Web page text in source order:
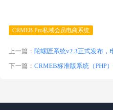
CRMEB Pro私域会员电商系统
上一篇： 陀螺匠系统v2.3正式发布，
下一篇： CRMEB标准版系统（PHP